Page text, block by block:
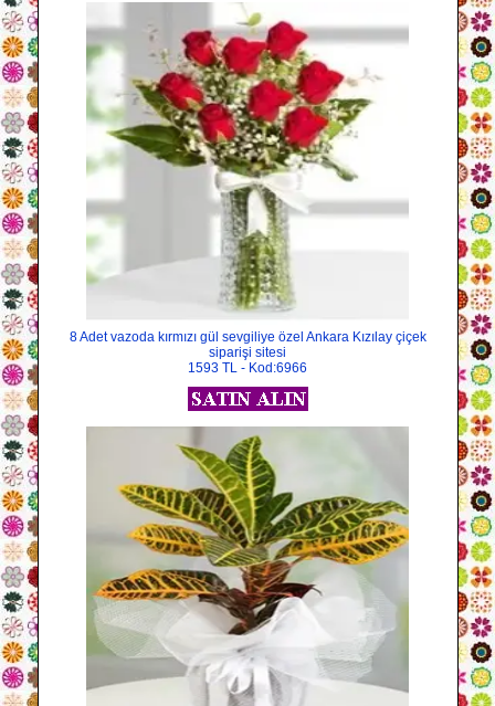
8 Adet vazoda kırmızı gül sevgiliye özel Ankara Kızılay çiçek
siparişi sitesi
1593 TL - Kod:6966